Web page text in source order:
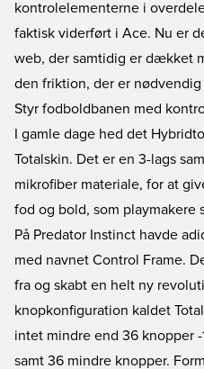
kontrolelementerne i
faktisk viderført i Ace. Nu er
web, der samtidig er dækket
den friktion, der er
Styr fodboldbanen med
I gamle dage hed det
Totalskin. Det er en 3-lags
mikrofiber materiale, for at
fod og bold, som playmakere
På Predator Instinct havde
med navnet Control Frame.
fra og skabt en helt ny
knopkonfiguration kaldet
intet mindre end 36 knopper
samt 36 mindre knopper.